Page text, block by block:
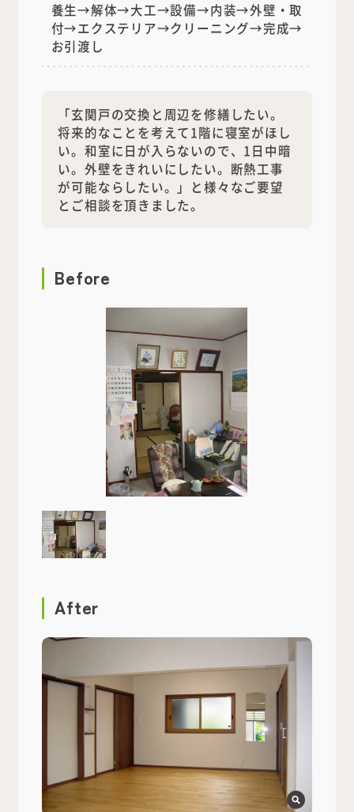
養生→解体→大工→設備→内装→外壁・取
付→エクステリア→クリーニング→完成→
お引渡し
「玄関戸の交換と周辺を修繕したい。
将来的なことを考えて1階に寝室がほし
い。和室に日が入らないので、1日中暗
い。外壁をきれいにしたい。断熱工事
が可能ならしたい。」と様々なご要望
とご相談を頂きました。
Before
After